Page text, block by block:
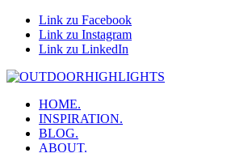
Link zu Facebook
Link zu Instagram
Link zu LinkedIn
HOME.
INSPIRATION.
BLOG.
ABOUT.